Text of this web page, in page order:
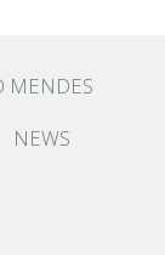
MENDES
NEWS